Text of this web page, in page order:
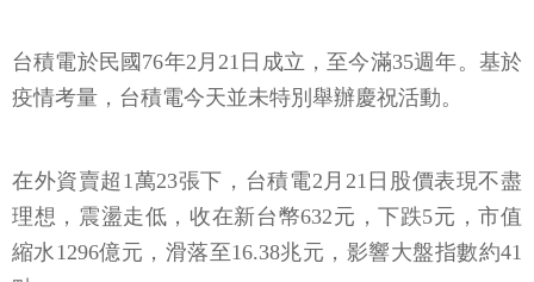
台積電於民國76年2月21日成立，至今滿35週年。基於
疫情考量，台積電今天並未特別舉辦慶祝活動。
在外資賣超1萬23張下，台積電2月21日股價表現不盡
理想，震盪走低，收在新台幣632元，下跌5元，市值
縮水1296億元，滑落至16.38兆元，影響大盤指數約41